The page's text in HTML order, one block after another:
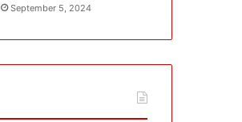
September 5, 2024